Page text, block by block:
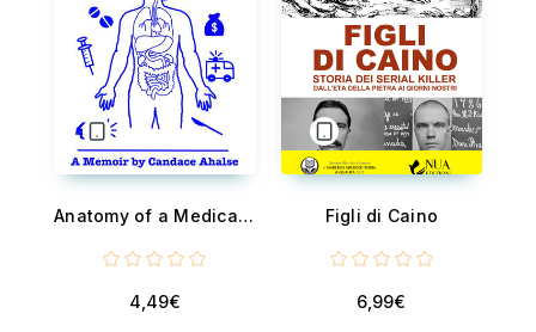
Anatomy of a Medically Abusive Childhood - A Memoir
4,49€
Figli di Caino
6,99€